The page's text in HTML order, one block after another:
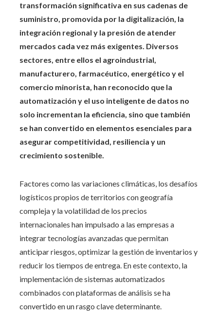
transformación significativa en sus cadenas de
suministro, promovida por la digitalización, la
integración regional y la presión de atender
mercados cada vez más exigentes. Diversos
sectores, entre ellos el agroindustrial,
manufacturero, farmacéutico, energético y el
comercio minorista, han reconocido que la
automatización y el uso inteligente de datos no
solo incrementan la eficiencia, sino que también
se han convertido en elementos esenciales para
asegurar competitividad, resiliencia y un
crecimiento sostenible.
Factores como las variaciones climáticas, los desafíos
logísticos propios de territorios con geografía
compleja y la volatilidad de los precios
internacionales han impulsado a las empresas a
integrar tecnologías avanzadas que permitan
anticipar riesgos, optimizar la gestión de inventarios y
reducir los tiempos de entrega. En este contexto, la
implementación de sistemas automatizados
combinados con plataformas de análisis se ha
convertido en un rasgo clave determinante.